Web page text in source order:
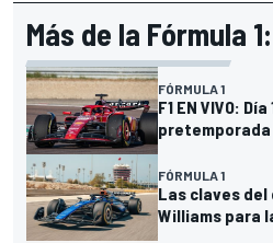
Más de la Fórmula 1:
FÓRMULA 1
F1 EN VIVO:
pretemporada
FÓRMULA 1
Las claves del
Williams para